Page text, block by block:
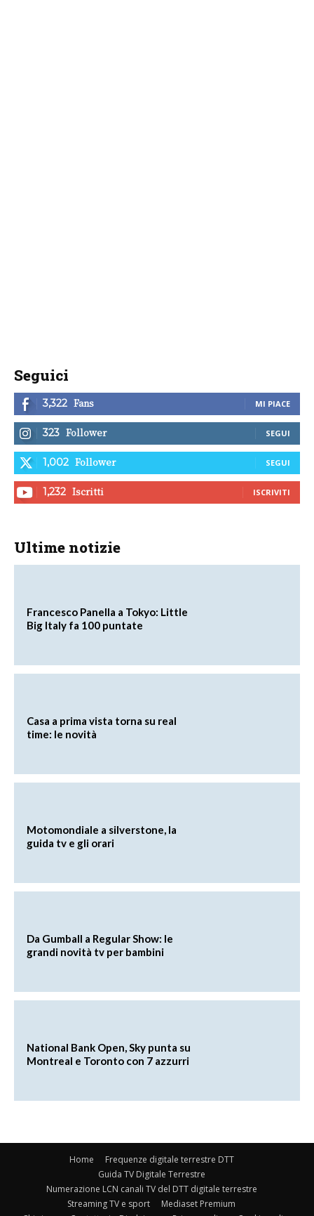
Seguici
3,322 Fans MI PIACE
323 Follower SEGUI
1,002 Follower SEGUI
1,232 Iscritti ISCRIVITI
Ultime notizie
Francesco Panella a Tokyo: Little
Big Italy fa 100 puntate
Casa a prima vista torna su real
time: le novità
Motomondiale a silverstone, la
guida tv e gli orari
Da Gumball a Regular Show: le
grandi novità tv per bambini
National Bank Open, Sky punta su
Montreal e Toronto con 7 azzurri
Home
Frequenze digitale terrestre DTT
Guida TV Digitale Terrestre
Numerazione LCN canali TV del DTT digitale terrestre
Streaming TV e sport
Mediaset Premium